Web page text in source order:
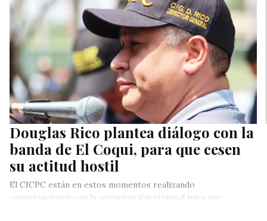
Douglas Rico plantea diálogo con la
banda de El Coqui, para que cesen
su actitud hostil
El CICPC están en estos momentos realizando
conversaciones con la organización criminal para que